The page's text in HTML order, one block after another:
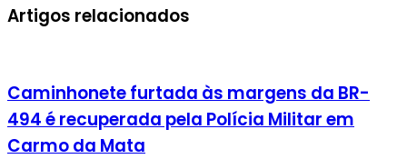
mail
Artigos relacionados
Caminhonete furtada às margens da BR-
494 é recuperada pela Polícia Militar em
Carmo da Mata